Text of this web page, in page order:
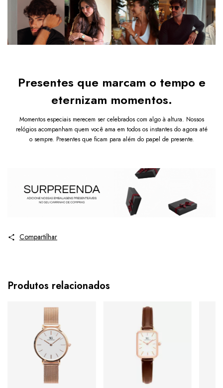
Após a confirmação de compra, a nota fiscal será
enviada em até um dia útil em seu e-mail.
Bracelete Dourado
$259.80
$129.90
Presentes que marcam o tempo e
eternizam momentos.
Momentos especiais merecem ser celebrados com algo à altura. Nossos
relógios acompanham quem você ama em todos os instantes do agora até
o sempre. Presentes que ficam para além do papel de presente.
Compartilhar
Produtos relacionados